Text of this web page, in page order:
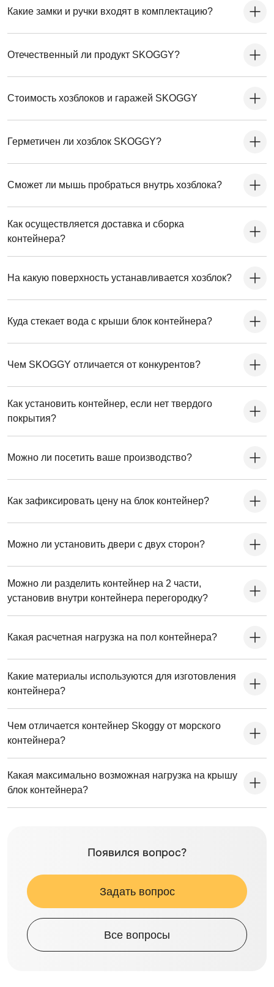
Какие замки и ручки входят в комплектацию?
Отечественный ли продукт SKOGGY?
Стоимость хозблоков и гаражей SKOGGY
Герметичен ли хозблок SKOGGY?
Сможет ли мышь пробраться внутрь хозблока?
Как осуществляется доставка и сборка
контейнера?
На какую поверхность устанавливается хозблок?
Куда стекает вода с крыши блок контейнера?
Чем SKOGGY отличается от конкурентов?
Как установить контейнер, если нет твердого
покрытия?
Можно ли посетить ваше производство?
Как зафиксировать цену на блок контейнер?
Можно ли установить двери с двух сторон?
Можно ли разделить контейнер на 2 части,
установив внутри контейнера перегородку?
Какая расчетная нагрузка на пол контейнера?
Какие материалы используются для изготовления
контейнера?
Чем отличается контейнер Skoggy от морского
контейнера?
Какая максимально возможная нагрузка на крышу
блок контейнера?
Появился вопрос?
Задать вопрос
Все вопросы